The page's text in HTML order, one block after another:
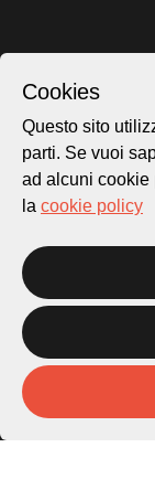
Cookies
Questo sito
parti. Se vuoi
ad alcuni cookie
la cookie policy